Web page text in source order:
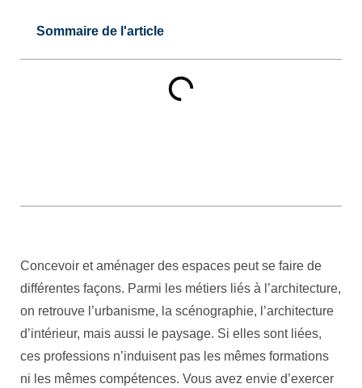
Sommaire de l'article
Concevoir et aménager des espaces peut se faire de
différentes façons. Parmi les métiers liés à l’architecture,
on retrouve l’urbanisme, la scénographie, l’architecture
d’intérieur, mais aussi le paysage. Si elles sont liées,
ces professions n’induisent pas les mêmes formations
ni les mêmes compétences. Vous avez envie d’exercer